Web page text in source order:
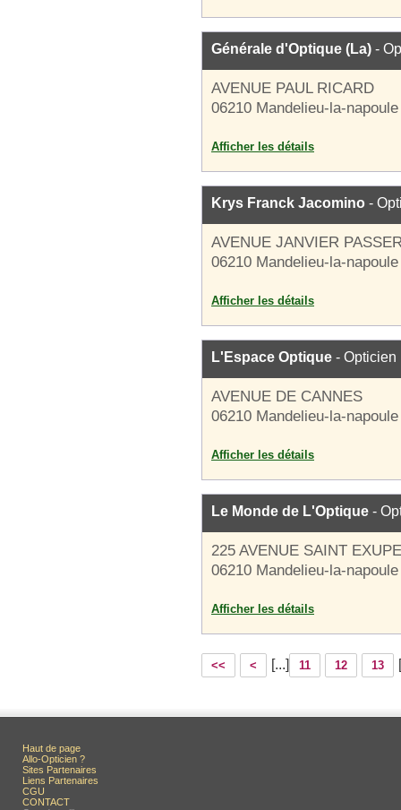
Générale d'Optique (La) -
AVENUE PAUL RICARD
06210 Mandelieu-la-napoule
Afficher les détails
Krys Franck Jacomino -
AVENUE JANVIER
06210 Mandelieu-la-napoule
Afficher les détails
L'Espace Optique - Opticien
AVENUE DE CANNES
06210 Mandelieu-la-napoule
Afficher les détails
Le Monde de L'Optique -
225 AVENUE SAINT
06210 Mandelieu-la-napoule
Afficher les détails
<< < [...] 11 12 13
Haut de page
Allo-Opticien ?
Sites Partenaires
Liens Partenaires
CGU
CONTACT